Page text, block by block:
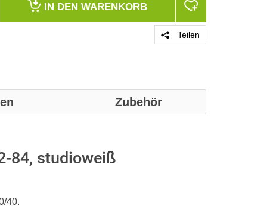
IN DEN WARENKORB
Teilen
Zubehör
84, studioweiß
40.